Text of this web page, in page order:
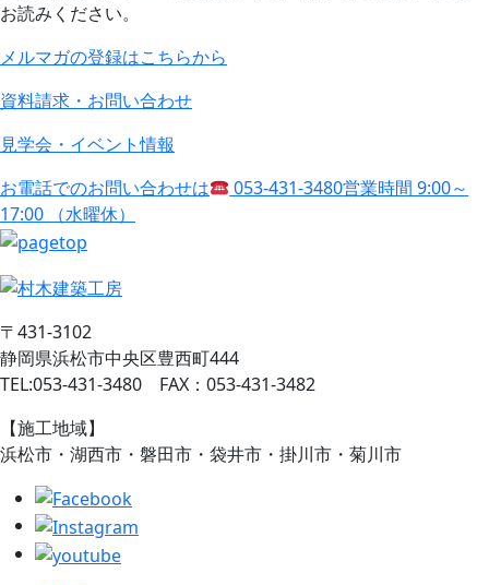
お読みください。
メルマガの登録はこちらから
資料請求・お問い合わせ
見学会・イベント情報
お電話でのお問い合わせは
053-431-3480営業時間 9:00～
17:00 （水曜休）
〒431-3102
静岡県浜松市中央区豊西町444
TEL:053-431-3480 FAX：053-431-3482
【施工地域】
浜松市・湖西市・磐田市・袋井市・掛川市・菊川市